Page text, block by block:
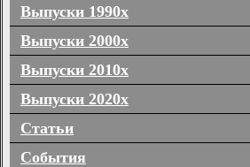
Выпуски 1990х
Выпуски 2000х
Выпуски 2010х
Выпуски 2020х
Статьи
События